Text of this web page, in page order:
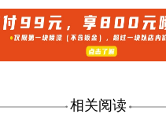
相关阅读